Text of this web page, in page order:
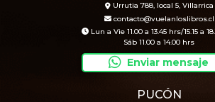
Urrutia 788, local 5, Villarrica
contacto@vuelanloslibros.cl
Lun a Vie 11.00 a 13.45 hrs/15.15 a
Sáb 11.00 a 14.00 hrs
Enviar mensaje
PUCÓN